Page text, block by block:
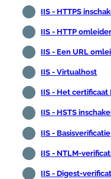
IIS - HTTPS
IIS - HTTP
IIS - Een URL
IIS - Virtualhost
IIS - Het
IIS - HSTS
IIS - Basisverificatie
IIS - NTLM-
IIS - Digest-